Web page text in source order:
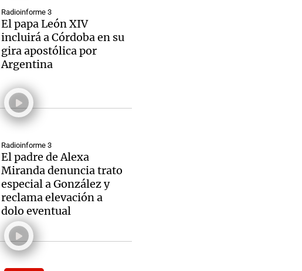
Radioinforme 3
El papa León XIV
incluirá a Córdoba en su
gira apostólica por
Argentina
Radioinforme 3
El padre de Alexa
Miranda denuncia trato
especial a González y
reclama elevación a
dolo eventual